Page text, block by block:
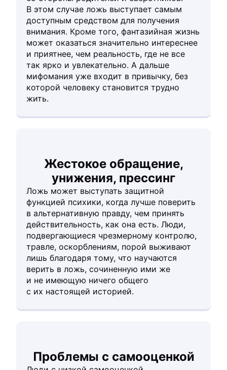
В этом случае ложь выступает самым
доступным средством для получения
внимания. Кроме того, фантазийная жизнь
может оказаться значительно интереснее
и приятнее, чем реальность, где не все
так ярко и увлекательно. А дальше
мифомания уже входит в привычку, без
которой человеку становится трудно
жить.
Жестокое обращение,
унижения, прессинг
Ложь может выступать защитной
функцией психики, когда лучше поверить
в альтернативную правду, чем принять
действительность, как она есть. Люди,
подвергающиеся чрезмерному контролю,
травле, оскорблениям, порой выживают
лишь благодаря тому, что научаются
верить в ложь, сочиненную ими же
и не имеющую ничего общего
с их настоящей историей.
Проблемы с самооценкой